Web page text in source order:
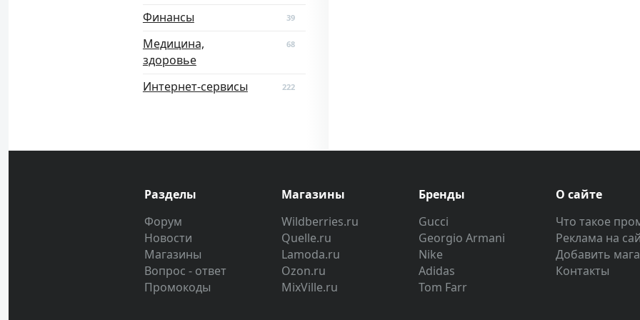
Финансы 39
Медицина,
здоровье
68
Интернет-сервисы 222
Разделы
Форум
Новости
Магазины
Вопрос - ответ
Промокоды
Магазины
Wildberries.ru
Quelle.ru
Lamoda.ru
Ozon.ru
MixVille.ru
Бренды
Gucci
Georgio Armani
Nike
Adidas
Tom Farr
О сайте
Что такое
Реклама на
Добавить
Контакты